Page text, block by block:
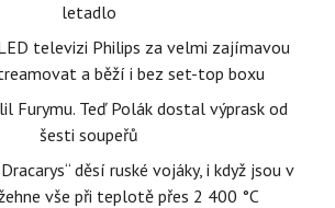
letadlo
televizi Philips za velmi zajímavou
a běží i bez set-top boxu
Furymu. Teď Polák dostal výprask od
šesti soupeřů
děsí ruské vojáky, i když jsou v
vše při teplotě přes 2 400 °C